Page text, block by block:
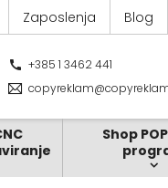
Zaposlenja Blog
+385 1 3462 441
Shop